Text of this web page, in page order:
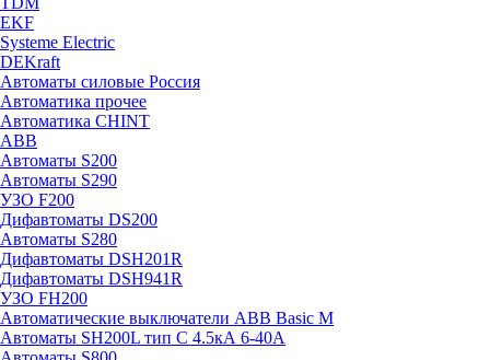
EKF
Systeme Electric
DEKraft
Автоматы силовые Россия
Автоматика прочее
Автоматика CHINT
ABB
Автоматы S200
Автоматы S290
УЗО F200
Дифавтоматы DS200
Автоматы S280
Дифавтоматы DSH201R
Дифавтоматы DSH941R
УЗО FH200
Автоматические выключатели ABB Basic M
Автоматы SH200L тип С 4.5кА 6-40А